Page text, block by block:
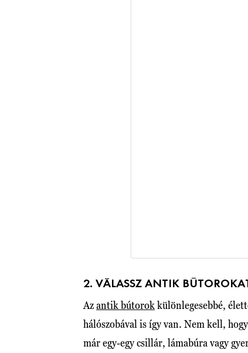
2. VÁLASSZ ANTIK
Azantik bútorokkülönlegesebbé,
hálószobával is így van. Nem kell,
már egy-egy csillár, lámabúra vagy